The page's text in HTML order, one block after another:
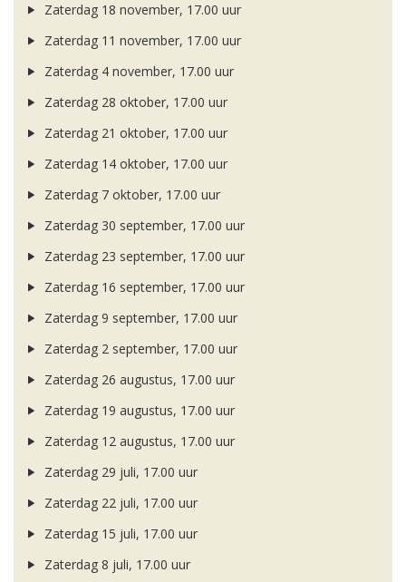
Zaterdag 18 november, 17.00 uur
Zaterdag 11 november, 17.00 uur
Zaterdag 4 november, 17.00 uur
Zaterdag 28 oktober, 17.00 uur
Zaterdag 21 oktober, 17.00 uur
Zaterdag 14 oktober, 17.00 uur
Zaterdag 7 oktober, 17.00 uur
Zaterdag 30 september, 17.00 uur
Zaterdag 23 september, 17.00 uur
Zaterdag 16 september, 17.00 uur
Zaterdag 9 september, 17.00 uur
Zaterdag 2 september, 17.00 uur
Zaterdag 26 augustus, 17.00 uur
Zaterdag 19 augustus, 17.00 uur
Zaterdag 12 augustus, 17.00 uur
Zaterdag 29 juli, 17.00 uur
Zaterdag 22 juli, 17.00 uur
Zaterdag 15 juli, 17.00 uur
Zaterdag 8 juli, 17.00 uur